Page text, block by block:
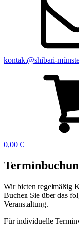
kontakt@shibari-
0,00 €
Wir bieten regelmäßig
Buchen Sie über das
Veranstaltung.
Für individuelle